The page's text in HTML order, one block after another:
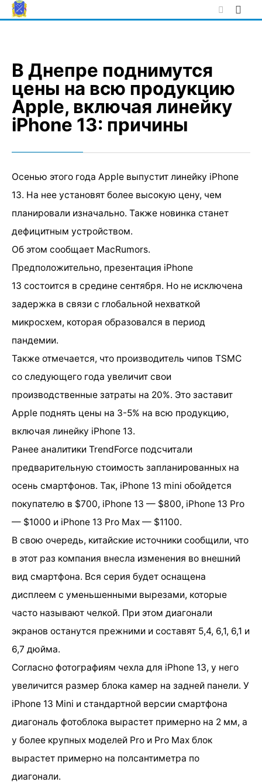
Skip
to
В Днепре поднимутся
цены на всю продукцию
Apple, включая линейку
iPhone 13: причины
Осенью этого года Apple выпустит линейку iPhone
13. На нее установят более высокую цену, чем
планировали изначально. Также новинка станет
дефицитным устройством.
Об этом сообщает MacRumors.
Предположительно, презентация iPhone
13 состоится в средине сентября. Но не исключена
задержка в связи с глобальной нехваткой
микросхем, которая образовался в период
пандемии.
Также отмечается, что производитель чипов TSMC
со следующего года увеличит свои
производственные затраты на 20%. Это заставит
Apple поднять цены на 3-5% на всю продукцию,
включая линейку iPhone 13.
Ранее аналитики TrendForce подсчитали
предварительную стоимость запланированных на
осень смартфонов. Так, iPhone 13 mini обойдется
покупателю в $700, iPhone 13 — $800, iPhone 13 Pro
— $1000 и iPhone 13 Pro Max — $1100.
В свою очередь, китайские источники сообщили, что
в этот раз компания внесла изменения во внешний
вид смартфона. Вся серия будет оснащена
дисплеем с уменьшенными вырезами, которые
часто называют челкой. При этом диагонали
экранов останутся прежними и составят 5,4, 6,1, 6,1 и
6,7 дюйма.
Согласно фотографиям чехла для iPhone 13, у него
увеличится размер блока камер на задней панели. У
iPhone 13 Mini и стандартной версии смартфона
диагональ фотоблока вырастет примерно на 2 мм, а
у более крупных моделей Pro и Pro Max блок
вырастет примерно на полсантиметра по
диагонали.